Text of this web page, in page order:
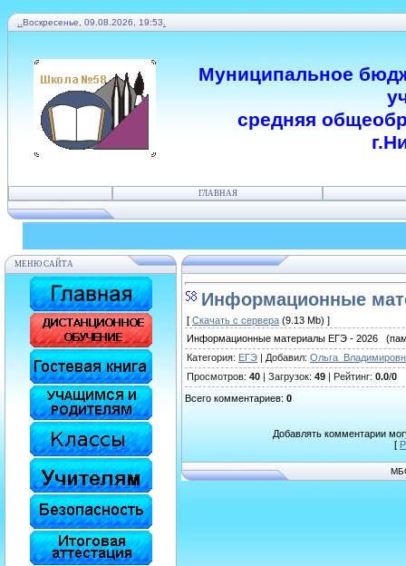
Воскресенье, 09.08.2026, 19:53
Муниципальное
средняя
ГЛАВНАЯ
МЕНЮ САЙТА
Информационные
[ Скачать с сервера (9.13 Mb) ]
Информационные материалы ЕГЭ - 2026
Категория: ЕГЭ | Добавил:
Просмотров: 40 | Загрузок: 49 | Рейтинг: 0.0/0
Всего комментариев: 0
Добавлять комментарии
[